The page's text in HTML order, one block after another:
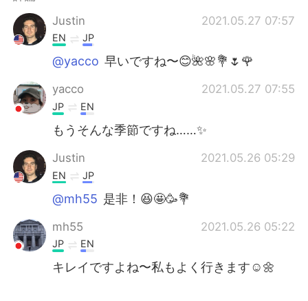
Justin
2021.05.27 07:57
EN JP
@yacco 早いですね〜😊🌺🌸💐🌷🌹
yacco 2021.05.27 07:55
JP EN
もうそんな季節ですね……✨
Justin 2021.05.26 05:29
EN JP
@mh55 是非！😆🤩🥳💐
mh55 2021.05.26 05:22
JP EN
キレイですよね〜私もよく行きます☺🌼